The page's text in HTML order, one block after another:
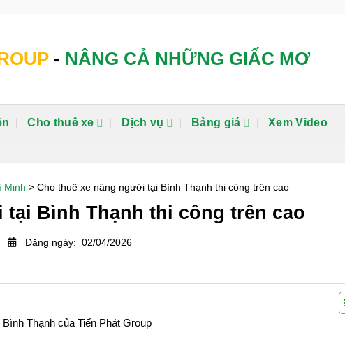
- NÂNG CẢ NHỮNG GIẤC MƠ
Cho thuê xe Dịch vụ Bảng giá Xem Video
Minh > Cho thuê xe nâng người tại Bình Thạnh thi công trên cao
Bình Thạnh thi công trên cao
Đăng ngày: 02/04/2026
Thạnh của Tiến Phát Group